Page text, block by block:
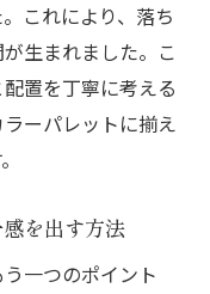
これにより、落ち
生まれました。こ
置を丁寧に考える
ーパレットに揃え
を出す方法
一つのポイント